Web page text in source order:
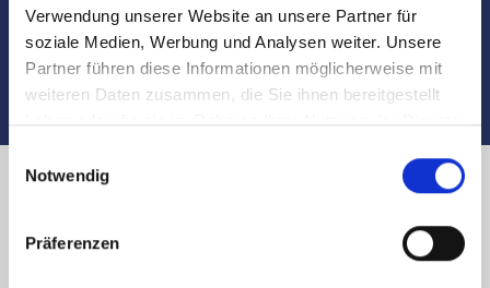
Verwendung unserer Website an unsere Partner für
soziale Medien, Werbung und Analysen weiter. Unsere
Partner führen diese Informationen möglicherweise mit
weiteren Daten zusammen, die Sie ihnen bereitgestellt
haben oder die sie im Rahmen Ihrer Nutzung der Dienste
Notwendig
Präferenzen
Auch nach dem Verkauf sind wir für Sie da
Immobilienverkauf in Nürnberg
Kunsthalle und Region: Käufer